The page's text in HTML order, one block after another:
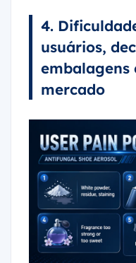
4.
usuários,
embalagens
mercado